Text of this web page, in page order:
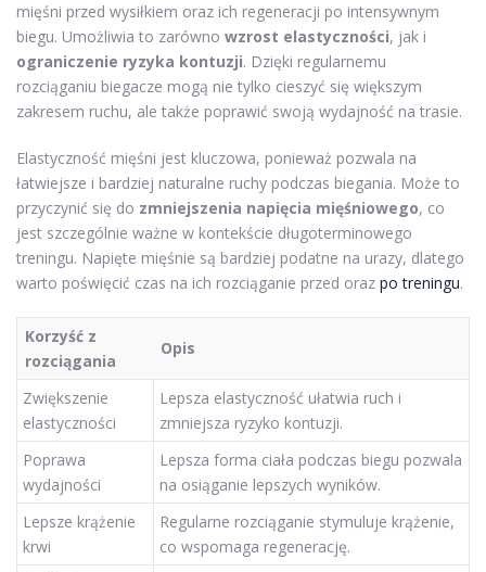
mięśni przed wysiłkiem oraz ich regeneracji po intensywnym
biegu. Umożliwia to zarówno wzrost elastyczności, jak i
ograniczenie ryzyka kontuzji. Dzięki regularnemu
rozciąganiu biegacze mogą nie tylko cieszyć się większym
zakresem ruchu, ale także poprawić swoją wydajność na trasie.
Elastyczność mięśni jest kluczowa, ponieważ pozwala na
łatwiejsze i bardziej naturalne ruchy podczas biegania. Może to
przyczynić się do zmniejszenia napięcia mięśniowego, co
jest szczególnie ważne w kontekście długoterminowego
treningu. Napięte mięśnie są bardziej podatne na urazy, dlatego
warto poświęcić czas na ich rozciąganie przed oraz po treningu.
Korzyść z
rozciągania
Opis
Zwiększenie
elastyczności
Lepsza elastyczność ułatwia ruch i
zmniejsza ryzyko kontuzji.
Poprawa
wydajności
Lepsza forma ciała podczas biegu pozwala
na osiąganie lepszych wyników.
Lepsze krążenie
krwi
Regularne rozciąganie stymuluje krążenie,
co wspomaga regenerację.